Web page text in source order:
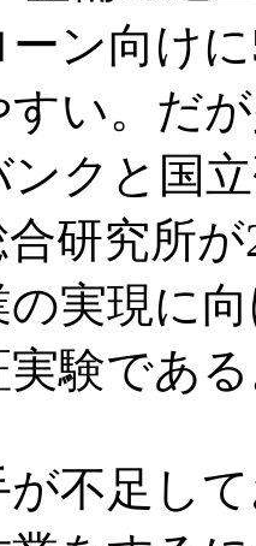
ン向け
すい。だ
クと国
研究所
の実現に
験であ
不足し